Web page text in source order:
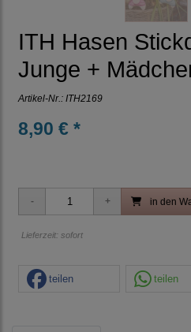
ITH Hasen
Junge +
Artikel-Nr.: ITH2169
8,90 € *
in den
Lieferzeit: sofort
teilen teilen